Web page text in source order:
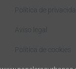
Política de privacidad
Aviso legal
Política de cookies